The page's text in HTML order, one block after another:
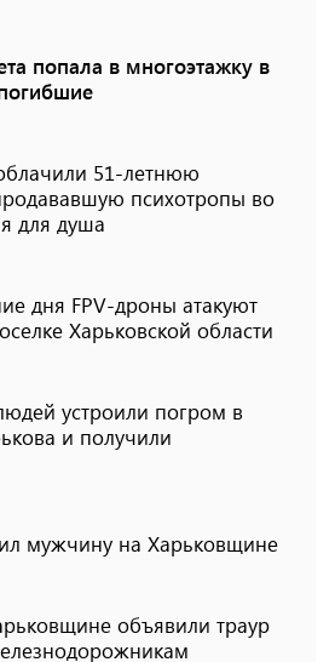
попала в многоэтажку в
51-летнюю
психотропы во
для душа
дня FPV-дроны атакуют
Харьковской области
устроили погром в
и получили
мужчину на Харьковщине
объявили траур